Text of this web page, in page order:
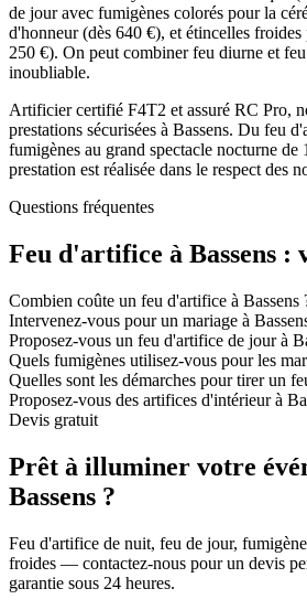
de jour avec fumigènes colorés pour la
d'honneur (dès 640 €), et étincelles froides
250 €). On peut combiner feu diurne et
inoubliable.
Artificier certifié F4T2 et assuré RC Pro,
prestations sécurisées à Bassens. Du feu
fumigènes au grand spectacle nocturne de
prestation est réalisée dans le respect des
Questions fréquentes
Feu d'artifice à Bassens :
Combien coûte un feu d'artifice à Bassens
Intervenez-vous pour un mariage à
Proposez-vous un feu d'artifice de jour à
Quels fumigènes utilisez-vous pour les
Quelles sont les démarches pour tirer un
Proposez-vous des artifices d'intérieur à
Devis gratuit
Prêt à illuminer votre
Bassens ?
Feu d'artifice de nuit, feu de jour,
froides — contactez-nous pour un devis
garantie sous 24 heures.